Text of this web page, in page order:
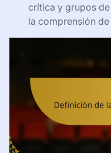
crítica y grupos
la comprensión